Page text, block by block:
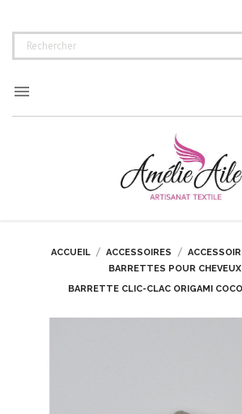

ACCUEIL ACCESSOIRES
BARRETTES POUR CHEVEUX
BARRETTE CLIC-CLAC ORIGAMI